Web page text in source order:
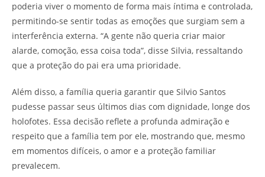
poderia viver o momento de forma mais íntima e controlada,
permitindo-se sentir todas as emoções que surgiam sem a
interferência externa. “A gente não queria criar maior
alarde, comoção, essa coisa toda”, disse Silvia, ressaltando
que a proteção do pai era uma prioridade.
Além disso, a família queria garantir que Silvio Santos
pudesse passar seus últimos dias com dignidade, longe dos
holofotes. Essa decisão reflete a profunda admiração e
respeito que a família tem por ele, mostrando que, mesmo
em momentos difíceis, o amor e a proteção familiar
prevalecem.